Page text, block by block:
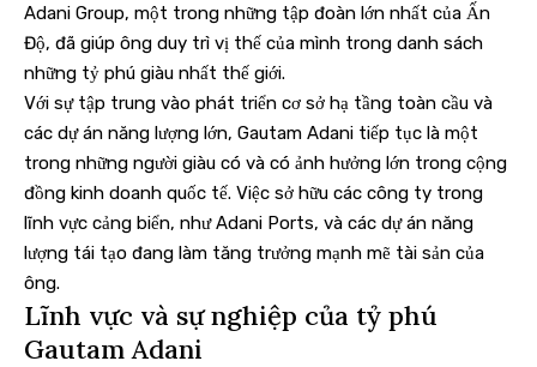
Adani Group, một trong những tập đoàn lớn nhất của Ấn
Độ, đã giúp ông duy trì vị thế của mình trong danh sách
những tỷ phú giàu nhất thế giới.
Với sự tập trung vào phát triển cơ sở hạ tầng toàn cầu và
các dự án năng lượng lớn, Gautam Adani tiếp tục là một
trong những người giàu có và có ảnh hưởng lớn trong cộng
đồng kinh doanh quốc tế. Việc sở hữu các công ty trong
lĩnh vực cảng biển, như Adani Ports, và các dự án năng
lượng tái tạo đang làm tăng trưởng mạnh mẽ tài sản của
ông.
Lĩnh vực và sự nghiệp của tỷ phú
Gautam Adani